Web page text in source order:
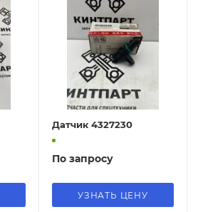
Датчик 4327230
По запросу
УЗНАТЬ ЦЕНУ